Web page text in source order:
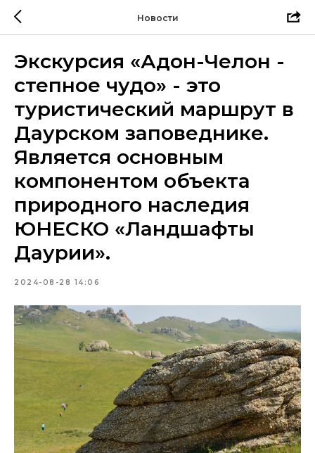
Новости
Экскурсия «Адон-Челон -
степное чудо» - это
туристический маршрут в
Даурском заповеднике.
Является основным
компонентом объекта
природного наследия
ЮНЕСКО «Ландшафты
Даурии».
2024-08-28 14:06